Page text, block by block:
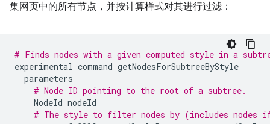
集网页中的所有节点，并按计算样式对其进行过滤：
# Finds nodes with a given computed style in a
experimental command getNodesForSubtreeByStyle
parameters
# Node ID pointing to the root of a subtree.
NodeId nodeId
# The style to filter nodes by (includes nodes